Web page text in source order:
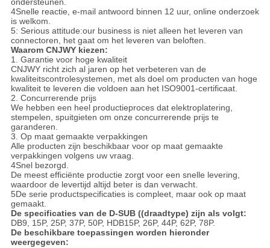
ondersteunen.
4Snelle reactie, e-mail antwoord binnen 12 uur, online onderzoek
is welkom.
5: Serious attitude:our business is niet alleen het leveren van
connectoren, het gaat om het leveren van beloften.
Waarom CNJWY kiezen:
1. Garantie voor hoge kwaliteit
CNJWY richt zich al jaren op het verbeteren van de
kwaliteitscontrolesystemen, met als doel om producten van hoge
kwaliteit te leveren die voldoen aan het ISO9001-certificaat.
2. Concurrerende prijs
We hebben een heel productieproces dat elektroplatering,
stempelen, spuitgieten om onze concurrerende prijs te
garanderen.
3. Op maat gemaakte verpakkingen
Alle producten zijn beschikbaar voor op maat gemaakte
verpakkingen volgens uw vraag.
4Snel bezorgd.
De meest efficiënte productie zorgt voor een snelle levering,
waardoor de levertijd altijd beter is dan verwacht.
5De serie productspecificaties is compleet, maar ook op maat
gemaakt.
De specificaties van de D-SUB ((draadtype) zijn als volgt:
DB9, 15P, 25P, 37P, 50P, HDB15P, 26P, 44P, 62P, 78P.
De beschikbare toepassingen worden hieronder
weergegeven: